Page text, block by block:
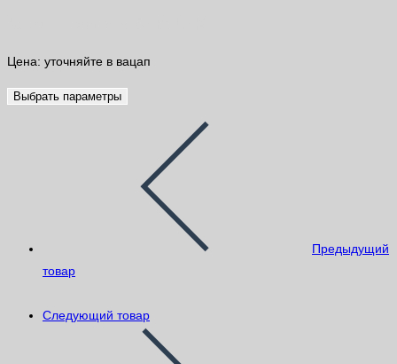
Цена: уточняйте в вацап
Выбрать параметры
Предыдущий
товар
Следующий товар